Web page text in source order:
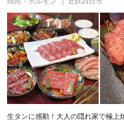
生タンに感動！大人の隠れ家で極上